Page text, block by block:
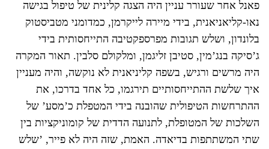
פאנל אחר שעורר עניין היה הצגה קלינית של טיפול בגישה
נאו-קליאניאנית, בידי מיירה לייקרמן, כמדומני מטביסטוק
בלונדון, ושלש תגובות מפרספקטיבה התייחסותית בידי
ג’סיקה בנג’מין, סטיבן זליגמן, ומלקולם סלבין. תאור המקרה
היה מרשים ורגיש, בשפה קליניאנית לא נוקשה, והיה מעניין
איך שלשת ההתייחסותיים תירגמו, כל אחד בדרכו, את
ההתרחשות הטיפולית שהובנה בידי המטפלת כ’מסע’ של
השלכות של המטופלת, לתנועה הדדית של קומוניקציות בין
שתי המשתתפות בדיאדה. האמת, שזה היה לא פייר, ’שלש